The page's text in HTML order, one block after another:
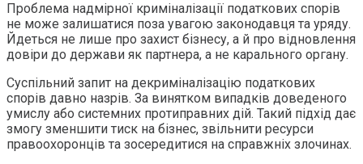
Проблема надмірної криміналізації податкових спорів
не може залишатися поза увагою законодавця та уряду.
Йдеться не лише про захист бізнесу, а й про відновлення
довіри до держави як партнера, а не карального органу.
Суспільний запит на декриміналізацію податкових
спорів давно назрів. За винятком випадків доведеного
умислу або системних протиправних дій. Такий підхід дає
змогу зменшити тиск на бізнес, звільнити ресурси
правоохоронців та зосередитися на справжніх злочинах.